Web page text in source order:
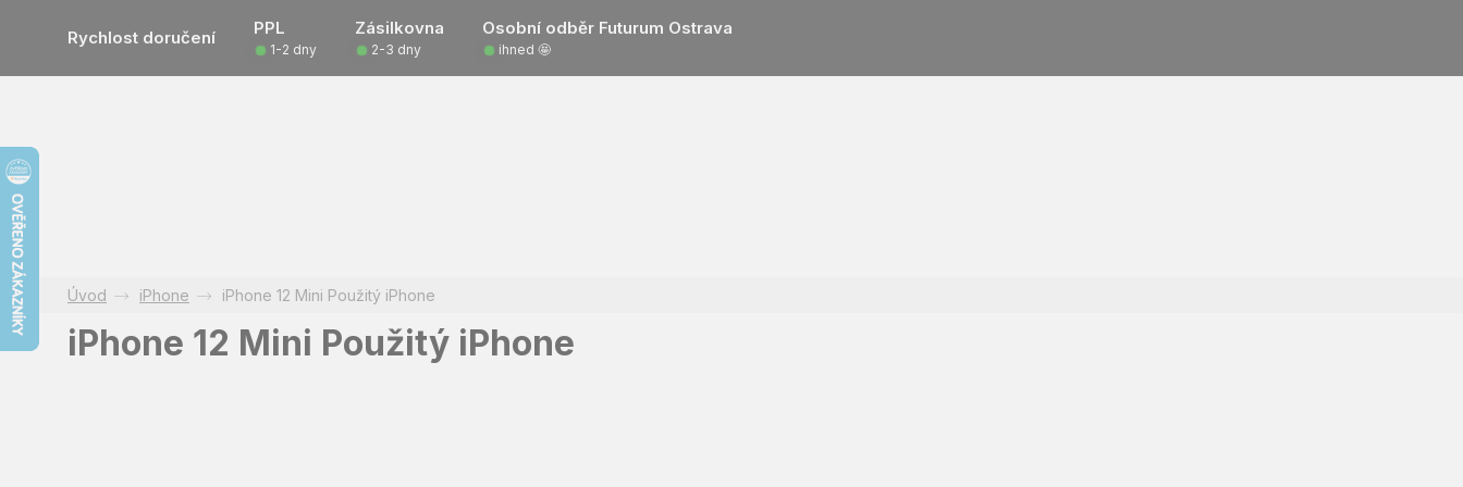
Rychlost doručení PPL Zásilkovna Osobní odběr Futurum Ostrava
1-2 dny 2-3 dny ihned 🤩
iPhone iPhone 12 Mini Použitý iPhone
iPhone 12 Mini Použitý iPhone